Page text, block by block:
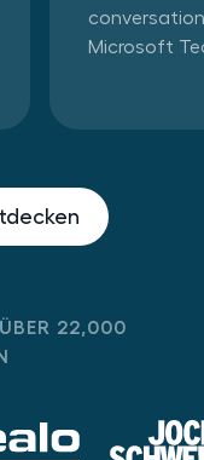
Microsoft
22,000